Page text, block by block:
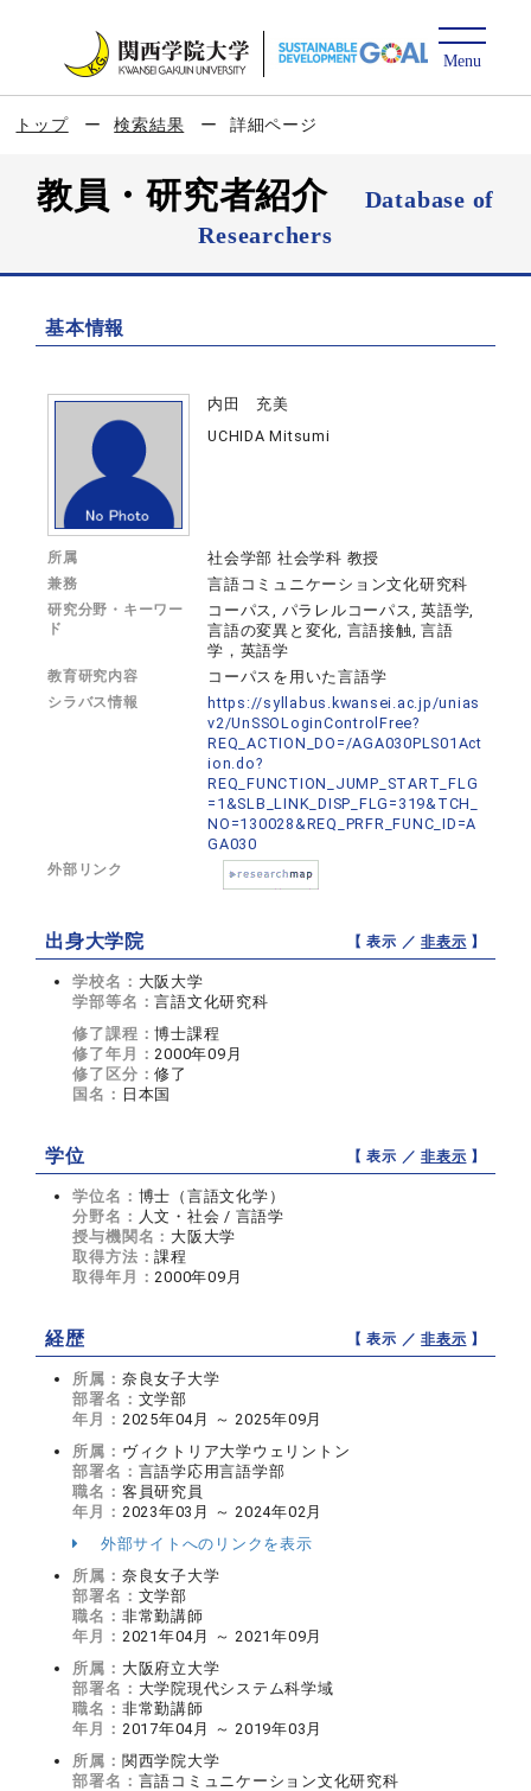
トップ 検索結果 詳細ページ
教員・研究者紹介
Database of
Researchers
基本情報
内田 充美
UCHIDA Mitsumi
所属 社会学部 社会学科 教授
兼務 言語コミュニケーション文化研究科
研究分野・キーワー
ド
コーパス, パラレルコーパス, 英語学,
言語の変異と変化, 言語接触, 言語
学，英語学
教育研究内容 コーパスを用いた言語学
シラバス情報
https://syllabus.kwansei.ac.jp/unias
v2/UnSSOLoginControlFree?
REQ_ACTION_DO=/AGA030PLS01Act
ion.do?
REQ_FUNCTION_JUMP_START_FLG
=1&SLB_LINK_DISP_FLG=319&TCH_
NO=130028&REQ_PRFR_FUNC_ID=A
GA030
外部リンク
出身大学院 【 表示 ／非表示 】
学校名： 大阪大学
学部等名：言語文化研究科
修了課程：博士課程
修了年月：2000年09月
修了区分：修了
国名： 日本国
学位 【 表示 ／非表示 】
学位名： 博士（言語文化学）
分野名： 人文・社会 / 言語学
授与機関名： 大阪大学
取得方法：課程
取得年月：2000年09月
経歴 【 表示 ／非表示 】
所属： 奈良女子大学
部署名： 文学部
年月： 2025年04月 ～ 2025年09月
所属： ヴィクトリア大学ウェリントン
部署名： 言語学応用言語学部
職名： 客員研究員
年月： 2023年03月 ～ 2024年02月
外部サイトへのリンクを表示
所属： 奈良女子大学
部署名： 文学部
職名： 非常勤講師
年月： 2021年04月 ～ 2021年09月
所属： 大阪府立大学
部署名： 大学院現代システム科学域
職名： 非常勤講師
年月： 2017年04月 ～ 2019年03月
所属： 関西学院大学
部署名： 言語コミュニケーション文化研究科